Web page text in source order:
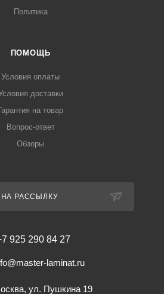
Политика
ПОМОЩЬ
Условия оплаты
доставки
на товар
Вопрос-ответ
Обзоры
РАССЫЛКУ
925 290 84 27
laminat.ru
ул. Пушкина 19